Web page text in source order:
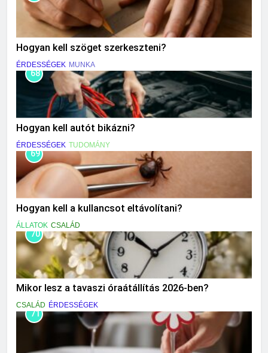
Hogyan kell szöget szerkeszteni?
ÉRDESSÉGEK MUNKA
68
Hogyan kell autót bikázni?
ÉRDESSÉGEK TUDOMÁNY
69
Hogyan kell a kullancsot eltávolítani?
ÁLLATOK CSALÁD
70
Mikor lesz a tavaszi óraátállítás 2026-ben?
CSALÁD ÉRDESSÉGEK
71